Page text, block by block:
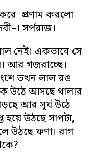
প্রণাম করলো
সর্পরাজ।
নেই। একভাবে সে
আর গজরাচ্ছে।
তখন লাল রঙ
উঠে আসছে থালার
আর সূর্য উঠে
উঠছে সাপটা,
উঠছে ফণা। রাগ